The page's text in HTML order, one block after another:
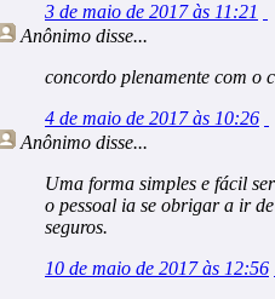
3 de maio de 2017 às 11:21
Anônimo disse...
concordo plenamente com
4 de maio de 2017 às 10:26
Anônimo disse...
Uma forma simples e fácil
o pessoal ia se obrigar a ir
seguros.
10 de maio de 2017 às 12:56